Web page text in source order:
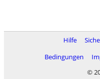
Hilfe
Bedingungen
©